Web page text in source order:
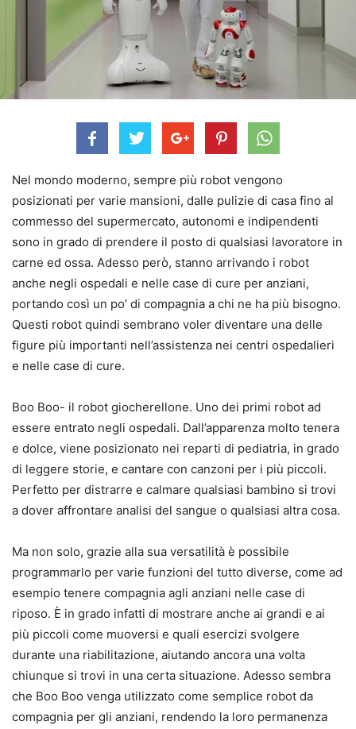
Nel mondo moderno, sempre più robot vengono
posizionati per varie mansioni, dalle pulizie di casa fino al
commesso del supermercato, autonomi e indipendenti
sono in grado di prendere il posto di qualsiasi lavoratore in
carne ed ossa. Adesso però, stanno arrivando i robot
anche negli ospedali e nelle case di cure per anziani,
portando così un po’ di compagnia a chi ne ha più bisogno.
Questi robot quindi sembrano voler diventare una delle
figure più importanti nell’assistenza nei centri ospedalieri
e nelle case di cure.
Boo Boo- il robot giocherellone. Uno dei primi robot ad
essere entrato negli ospedali. Dall’apparenza molto tenera
e dolce, viene posizionato nei reparti di pediatria, in grado
di leggere storie, e cantare con canzoni per i più piccoli.
Perfetto per distrarre e calmare qualsiasi bambino si trovi
a dover affrontare analisi del sangue o qualsiasi altra cosa.
Ma non solo, grazie alla sua versatilità è possibile
programmarlo per varie funzioni del tutto diverse, come ad
esempio tenere compagnia agli anziani nelle case di
riposo. È in grado infatti di mostrare anche ai grandi e ai
più piccoli come muoversi e quali esercizi svolgere
durante una riabilitazione, aiutando ancora una volta
chiunque si trovi in una certa situazione. Adesso sembra
che Boo Boo venga utilizzato come semplice robot da
compagnia per gli anziani, rendendo la loro permanenza